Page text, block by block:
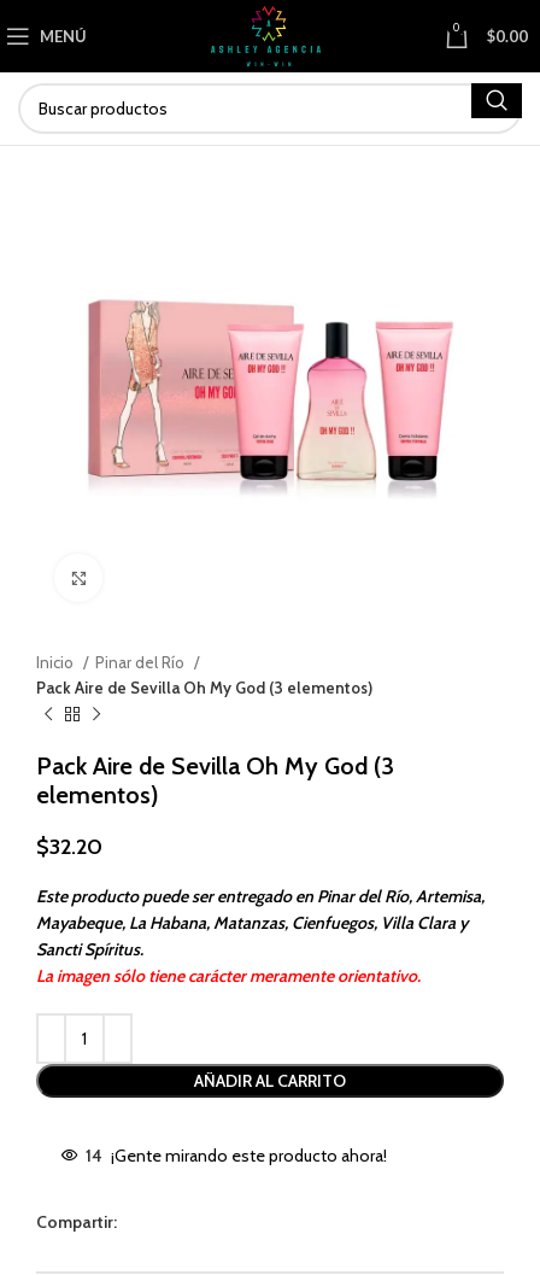
MENÚ 0 $0.00
Inicio
Pinar del Río
Pack Aire de Sevilla Oh My God (3 elementos)
Pack Aire de Sevilla Oh My God (3
elementos)
$32.20
Este producto puede ser entregado en Pinar del Río, Artemisa,
Mayabeque, La Habana, Matanzas, Cienfuegos, Villa Clara y
Sancti Spíritus.
La imagen sólo tiene carácter meramente orientativo.
AÑADIR AL CARRITO
14 ¡Gente mirando este producto ahora!
Compartir: